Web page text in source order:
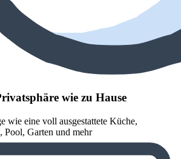
wie zu Hause
wie eine voll ausgestattete Küche,
Pool, Garten und mehr